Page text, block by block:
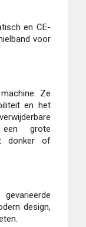
en CE-
voor
Ze
en het
een grote
donker of
design,